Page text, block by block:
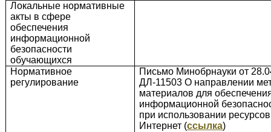
Локальные нормативные
акты в сфере
обеспечения
информационной
безопасности
обучающихся
Нормативное
регулирование
Письмо Минобрнауки от
ДЛ-11503 О направлении
материалов для
информационной
при использовании
Интернет (ссылка)